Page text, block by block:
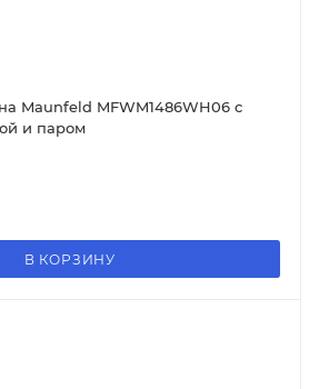
Maunfeld MFWM1486WH06 c
и паром
В КОРЗИНУ